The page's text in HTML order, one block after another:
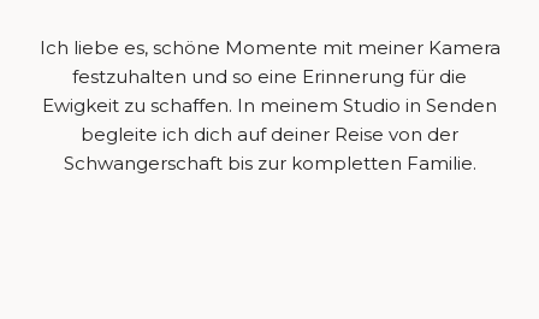
Ich liebe es, schöne Momente mit meiner Kamera
festzuhalten und so eine Erinnerung für die
Ewigkeit zu schaffen. In meinem Studio in Senden
begleite ich dich auf deiner Reise von der
Schwangerschaft bis zur kompletten Familie.